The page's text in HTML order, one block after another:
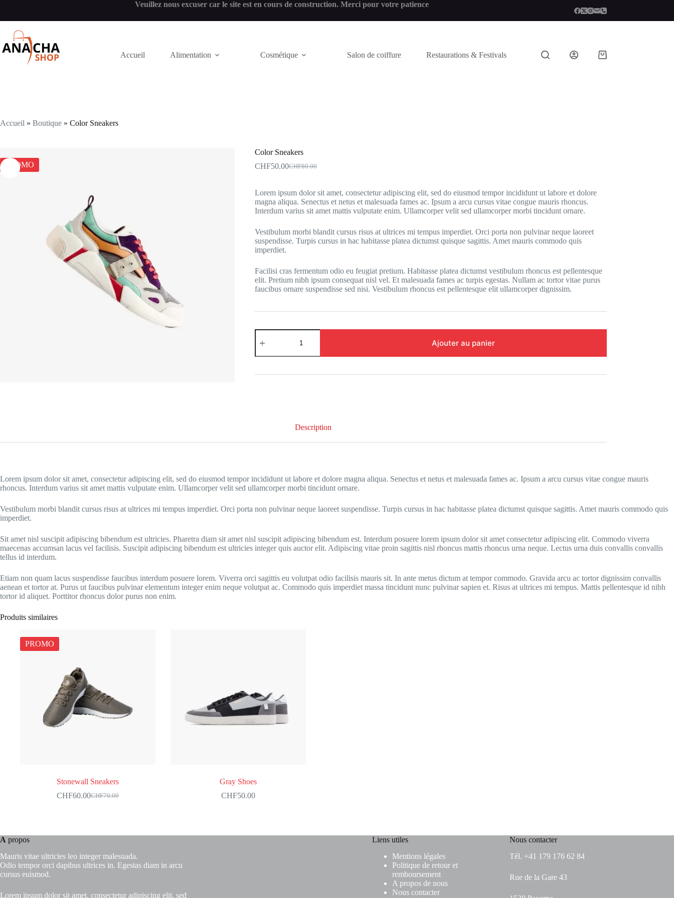
Veuillez nous excuser car le site est en cours de construction. Merci pour votre patience
Accueil Alimentation Cosmétique Salon de coiffure Restaurations & Festivals
Accueil » Boutique » Color Sneakers
PROMO
Color Sneakers
CHF80.00
CHF50.00
Lorem ipsum dolor sit amet, consectetur adipiscing elit, sed do eiusmod tempor incididunt ut labore et dolore
magna aliqua. Senectus et netus et malesuada fames ac. Ipsum a arcu cursus vitae congue mauris rhoncus.
Interdum varius sit amet mattis vulputate enim. Ullamcorper velit sed ullamcorper morbi tincidunt ornare.
Vestibulum morbi blandit cursus risus at ultrices mi tempus imperdiet. Orci porta non pulvinar neque laoreet
suspendisse. Turpis cursus in hac habitasse platea dictumst quisque sagittis. Amet mauris commodo quis
imperdiet.
Facilisi cras fermentum odio eu feugiat pretium. Habitasse platea dictumst vestibulum rhoncus est pellentesque
elit. Pretium nibh ipsum consequat nisl vel. Et malesuada fames ac turpis egestas. Nullam ac tortor vitae purus
faucibus ornare suspendisse sed nisi. Vestibulum rhoncus est pellentesque elit ullamcorper dignissim.
Ajouter au panier
Description
Lorem ipsum dolor sit amet, consectetur adipiscing elit, sed do eiusmod tempor incididunt ut labore et dolore magna aliqua. Senectus et netus et malesuada fames ac. Ipsum a arcu cursus vitae congue mauris
rhoncus. Interdum varius sit amet mattis vulputate enim. Ullamcorper velit sed ullamcorper morbi tincidunt ornare.
Vestibulum morbi blandit cursus risus at ultrices mi tempus imperdiet. Orci porta non pulvinar neque laoreet suspendisse. Turpis cursus in hac habitasse platea dictumst quisque sagittis. Amet mauris commodo quis
imperdiet.
Sit amet nisl suscipit adipiscing bibendum est ultricies. Pharetra diam sit amet nisl suscipit adipiscing bibendum est. Interdum posuere lorem ipsum dolor sit amet consectetur adipiscing elit. Commodo viverra
maecenas accumsan lacus vel facilisis. Suscipit adipiscing bibendum est ultricies integer quis auctor elit. Adipiscing vitae proin sagittis nisl rhoncus mattis rhoncus urna neque. Lectus urna duis convallis convallis
tellus id interdum.
Etiam non quam lacus suspendisse faucibus interdum posuere lorem. Viverra orci sagittis eu volutpat odio facilisis mauris sit. In ante metus dictum at tempor commodo. Gravida arcu ac tortor dignissim convallis
aenean et tortor at. Purus ut faucibus pulvinar elementum integer enim neque volutpat ac. Commodo quis imperdiet massa tincidunt nunc pulvinar sapien et. Risus at ultrices mi tempus. Mattis pellentesque id nibh
tortor id aliquet. Porttitor rhoncus dolor purus non enim.
Produits similaires
PROMO
Stonewall Sneakers
CHF70.00
CHF60.00
Gray Shoes
CHF50.00
A propos
Mauris vitae ultricies leo integer malesuada.
Odio tempor orci dapibus ultrices in. Egestas diam in arcu
cursus euismod.
Lorem ipsum dolor sit amet, consectetur adipiscing elit, sed
Liens utiles
Mentions légales
Politique de retour et
remboursement
A propos de nous
Nous contacter
Nous contacter
Tél. +41 179 176 62 84
Rue de la Gare 43